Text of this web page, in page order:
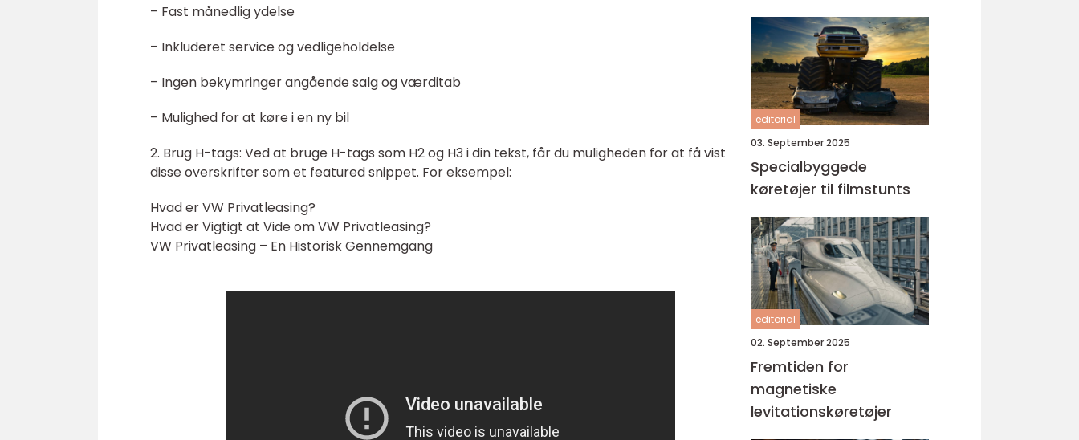
– Fast månedlig ydelse
– Inkluderet service og vedligeholdelse
– Ingen bekymringer angående salg og værditab
– Mulighed for at køre i en ny bil
2. Brug H-tags: Ved at bruge H-tags som H2 og H3 i din tekst, får du muligheden for at få vist
disse overskrifter som et featured snippet. For eksempel:
Hvad er VW Privatleasing?
Hvad er Vigtigt at Vide om VW Privatleasing?
VW Privatleasing – En Historisk Gennemgang
editorial
03. September 2025
Specialbyggede
køretøjer til filmstunts
editorial
02. September 2025
Fremtiden for
magnetiske
levitationskøretøjer